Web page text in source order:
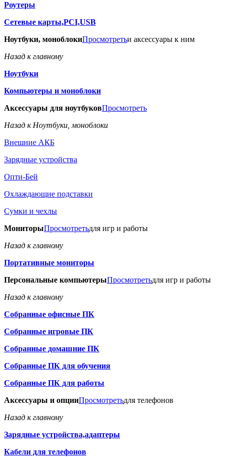
Роутеры
Сетевые карты,PCI,USB
Ноутбуки, моноблокиПросмотретьи аксессуары к ним
Назад к главному
Ноутбуки
Компьютеры и моноблоки
Аксессуары для ноутбуковПросмотреть
Назад к Ноутбуки, моноблоки
Внешние АКБ
Зарядные устройства
Опти-Бей
Охлаждающие подставки
Сумки и чехлы
МониторыПросмотретьдля игр и работы
Назад к главному
Портативные мониторы
Персональные компьютерыПросмотретьдля игр и работы
Назад к главному
Собранные офисные ПК
Собранные игровые ПК
Собранные домашние ПК
Собранные ПК для обучения
Собранные ПК для работы
Аксессуары и опцииПросмотретьдля телефонов
Назад к главному
Зарядные устройства,адаптеры
Кабели для телефонов